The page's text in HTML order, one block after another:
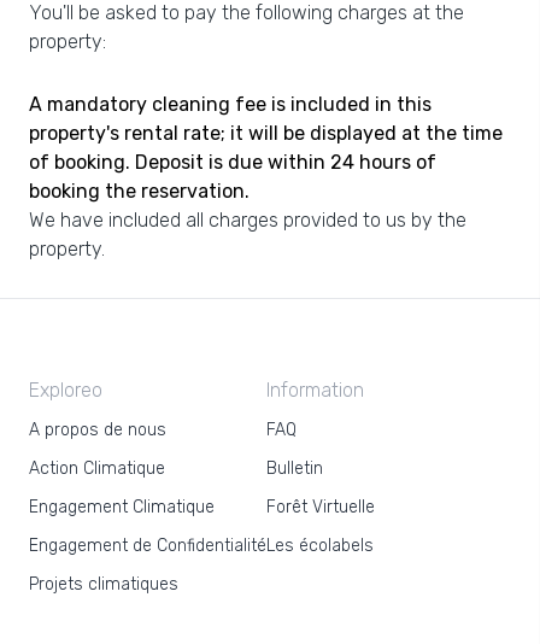
You'll be asked to pay the following charges at the
property:
A mandatory cleaning fee is included in this
property's rental rate; it will be displayed at the time
of booking. Deposit is due within 24 hours of
booking the reservation.
We have included all charges provided to us by the
property.
Exploreo
A propos de nous
Action Climatique
Engagement Climatique
Engagement de Confidentialité
Projets climatiques
Information
FAQ
Bulletin
Forêt Virtuelle
Les écolabels